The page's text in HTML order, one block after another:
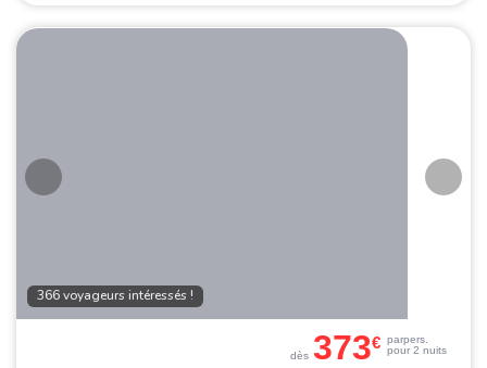
366 voyageurs intéressés !
dès 373€ parpers.
pour 2 nuits